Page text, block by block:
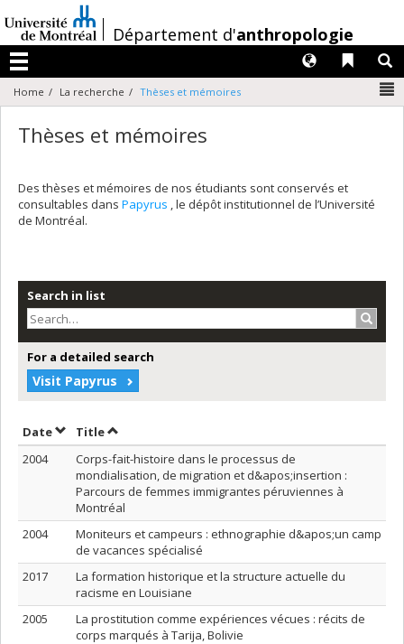
au
contenu
/Département d'anthropologie
Menu
Liens
Langues
Home La recherche Thèses et mémoires
Thèses et mémoires
Des thèses et mémoires de nos étudiants sont conservés et
consultables dans Papyrus , le dépôt institutionnel de l’Université
de Montréal.
Search in list
For a detailed search
Visit Papyrus
DateSort by date in descending order
TitleSort by title in descending order
2004
Corps-fait-histoire dans le processus de
mondialisation, de migration et d&apos;insertion :
Parcours de femmes immigrantes péruviennes à
Montréal
2004
Moniteurs et campeurs : ethnographie d&apos;un camp
de vacances spécialisé
2017
La formation historique et la structure actuelle du
racisme en Louisiane
2005
La prostitution comme expériences vécues : récits de
corps marqués à Tarija, Bolivie